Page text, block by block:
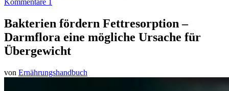
Kommentare 1
Bakterien fördern Fettresorption –
Darmflora eine mögliche Ursache für
Übergewicht
von Ernährungshandbuch